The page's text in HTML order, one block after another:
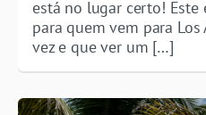
está no lugar certo!
para quem vem para
vez e que ver um […]